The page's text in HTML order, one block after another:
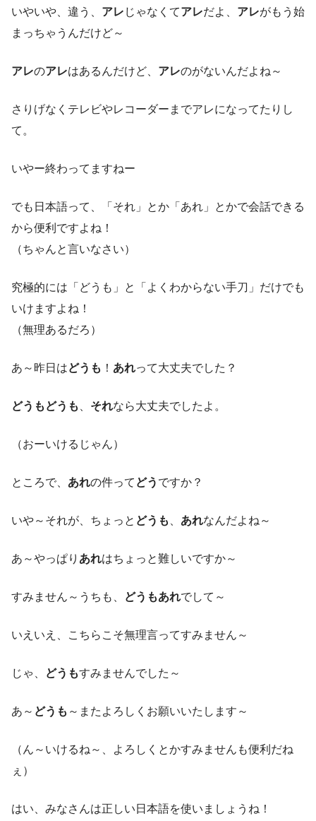
いやいや、違う、 アレ じゃなくてアレだよ、 アレがもう始
まっちゃうんだけど～
アレのアレはあるんだけど、 アレのがないんだよね～
さりげなくテレビやレコーダーまでアレになってたりし
て。
いやー終わってますねー
でも日本語って、「それ」とか「あれ」とかで会話できる
から便利ですよね！
（ちゃんと言いなさい）
究極的には「どうも」と「よくわからない手刀」だけでも
いけますよね！
（無理あるだろ）
あ～昨日はどうも ！ あれって大丈夫でした？
どうもどうも それなら大丈夫でしたよ。
（おーいけるじゃん）
ところで、 あれの件って どう ですか？
いや～それが、ちょっと どうも あれなんだよね～
あ～やっぱり あれはちょっと難しいですか～
すみません～うちも、 どうもあれでして～
いえいえ、こちらこそ無理言ってすみません～
じゃ、 どうもすみませんでした～
あ～ どうも ～またよろしくお願いいたします～
（ん～いけるね～、よろしくとかすみませんも便利だね
ぇ）
はい、みなさんは正しい日本語を使いましょうね！